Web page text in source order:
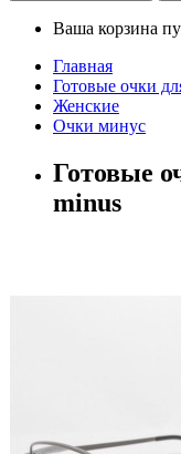
Ваша корзина
Главная
Готовые очки
Женские
Очки минус
Готовые
minus